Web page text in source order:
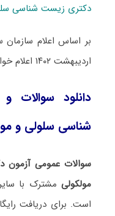
دکتری زیست شناسی
بر اساس اعلام
اردیبهشت ۱۴۰۲ اعلام خواهد شد.
دانلود سوالات
شناسی سلولی و
سوالات عمومی
مولکولیمشترک با
است. برای دریافت